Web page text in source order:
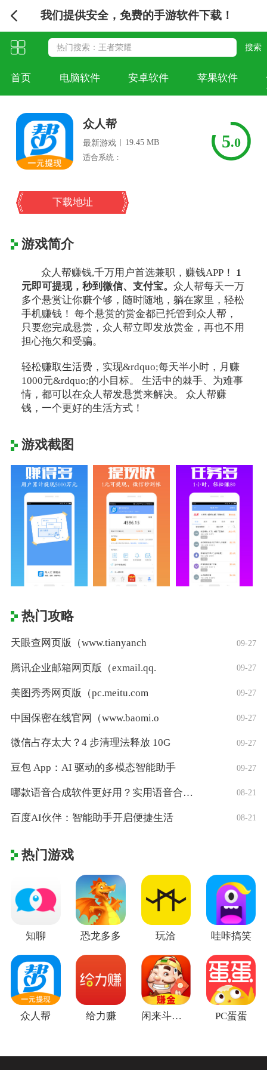
我们提供安全，免费的手游软件下载！
首页 电脑软件 安卓软件 苹果软件
众人帮
最新游戏 | 19.45 MB
适合系统：
5.0
下载地址
游戏简介
众人帮赚钱,千万用户首选兼职，赚钱APP！ 1
元即可提现，秒到微信、支付宝。 众人帮每天一万
多个悬赏让你赚个够，随时随地，躺在家里，轻松
手机赚钱！ 每个悬赏的赏金都已托管到众人帮，
只要您完成悬赏，众人帮立即发放赏金，再也不用
担心拖欠和受骗。
轻松赚取生活费，实现&rdquo;每天半小时，月赚
1000元&rdquo;的小目标。 生活中的棘手、为难事
情，都可以在众人帮发悬赏来解决。 众人帮赚
钱，一个更好的生活方式！
游戏截图
热门攻略
天眼查网页版（www.tianyanch 09-27
腾讯企业邮箱网页版（exmail.qq. 09-27
美图秀秀网页版（pc.meitu.com 09-27
中国保密在线官网（www.baomi.o 09-27
微信占存太大？4 步清理法释放 10G 09-27
豆包 App：AI 驱动的多模态智能助手 09-27
哪款语音合成软件更好用？实用语音合成软件 08-21
百度AI伙伴：智能助手开启便捷生活 08-21
热门游戏
知聊 恐龙多多 玩洽 哇咔搞笑
众人帮 给力赚 闲来斗地主赚金版 PC蛋蛋